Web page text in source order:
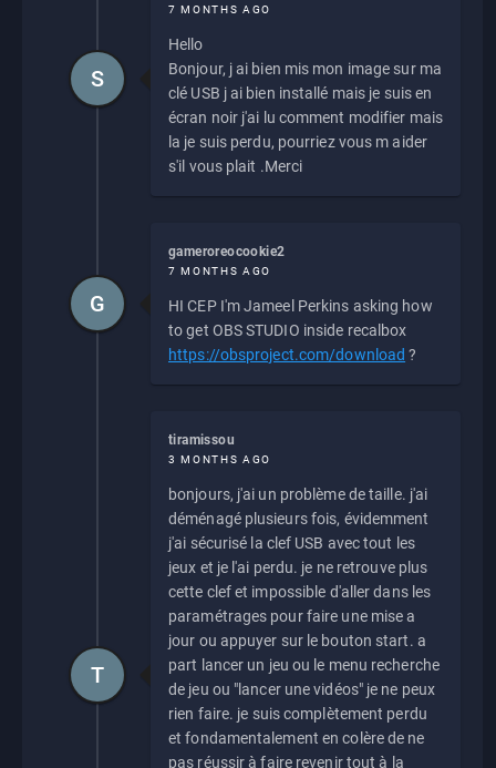
7 MONTHS AGO
Hello
Bonjour, j ai bien mis mon image sur ma
clé USB j ai bien installé mais je suis en
écran noir j'ai lu comment modifier mais
la je suis perdu, pourriez vous m aider
s'il vous plait .Merci
S
gameroreocookie2
7 MONTHS AGO
HI CEP I'm Jameel Perkins asking how
to get OBS STUDIO inside recalbox
https://obsproject.com/download ?
G
tiramissou
3 MONTHS AGO
bonjours, j'ai un problème de taille. j'ai
déménagé plusieurs fois, évidemment
j'ai sécurisé la clef USB avec tout les
jeux et je l'ai perdu. je ne retrouve plus
cette clef et impossible d'aller dans les
paramétrages pour faire une mise a
jour ou appuyer sur le bouton start. a
part lancer un jeu ou le menu recherche
de jeu ou "lancer une vidéos" je ne peux
rien faire. je suis complètement perdu
et fondamentalement en colère de ne
pas réussir à faire revenir tout à la
T